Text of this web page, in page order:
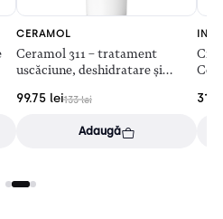
CERAMOL
Ceramol 311 – tratament
uscăciune, deshidratare și
133lei
99.75 lei
Adaugă